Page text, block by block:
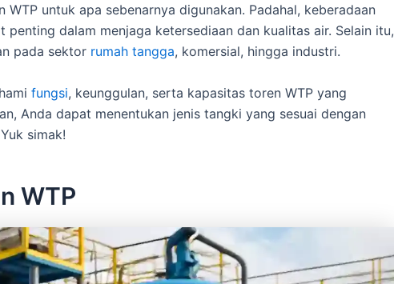
untuk apa sebenarnya digunakan. Padahal, keberadaan
dalam menjaga ketersediaan dan kualitas air. Selain itu,
pada sektor rumah tangga, komersial, hingga industri.
fungsi, keunggulan, serta kapasitas toren WTP yang
Anda dapat menentukan jenis tangki yang sesuai dengan
simak!
WTP